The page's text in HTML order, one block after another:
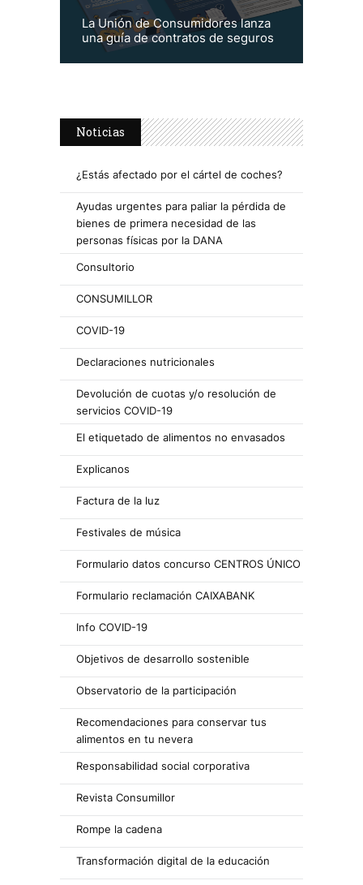
La Unión de Consumidores lanza
una guía de contratos de seguros
Noticias
¿Estás afectado por el cártel de coches?
Ayudas urgentes para paliar la pérdida de
bienes de primera necesidad de las
personas físicas por la DANA
Consultorio
CONSUMILLOR
COVID-19
Declaraciones nutricionales
Devolución de cuotas y/o resolución de
servicios COVID-19
El etiquetado de alimentos no envasados
Explicanos
Factura de la luz
Festivales de música
Formulario datos concurso CENTROS ÚNICO
Formulario reclamación CAIXABANK
Info COVID-19
Objetivos de desarrollo sostenible
Observatorio de la participación
Recomendaciones para conservar tus
alimentos en tu nevera
Responsabilidad social corporativa
Revista Consumillor
Rompe la cadena
Transformación digital de la educación